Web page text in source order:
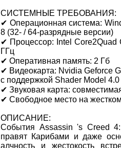
СИСТЕМНЫЕ ТРЕБОВАНИЯ:
✔ Операционная система:
8 (32- / 64-разрядные версии)
✔ Процессор: Intel Core2Quad
ГГц
✔ Оперативная память: 2 Гб
✔ Видеокарта: Nvidia Geforce
с поддержкой Shader Model
✔ Звуковая карта:
✔ Свободное место на
ОПИСАНИЕ:
События Assassin 's Creed
правят Карибами и даже
алчность и жестокость